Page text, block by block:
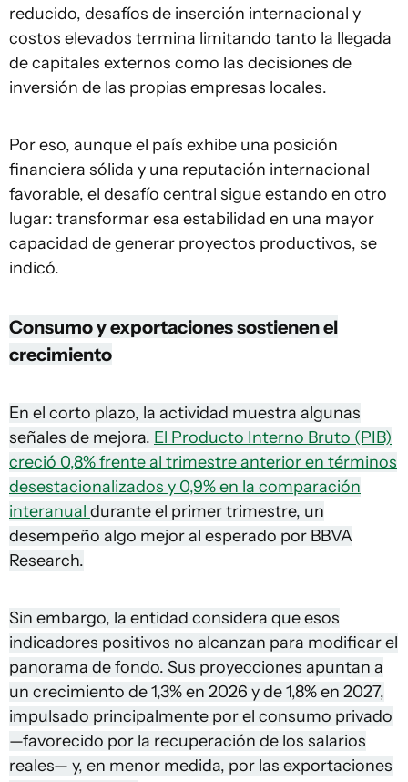
reducido, desafíos de inserción internacional y
costos elevados termina limitando tanto la llegada
de capitales externos como las decisiones de
inversión de las propias empresas locales.
Por eso, aunque el país exhibe una posición
financiera sólida y una reputación internacional
favorable, el desafío central sigue estando en otro
lugar: transformar esa estabilidad en una mayor
capacidad de generar proyectos productivos, se
indicó.
Consumo y exportaciones sostienen el
crecimiento
En el corto plazo, la actividad muestra algunas
señales de mejora. El Producto Interno Bruto (PIB)
creció 0,8% frente al trimestre anterior en términos
desestacionalizados y 0,9% en la comparación
interanual durante el primer trimestre, un
desempeño algo mejor al esperado por BBVA
Research.
Sin embargo, la entidad considera que esos
indicadores positivos no alcanzan para modificar el
panorama de fondo. Sus proyecciones apuntan a
un crecimiento de 1,3% en 2026 y de 1,8% en 2027,
impulsado principalmente por el consumo privado
—favorecido por la recuperación de los salarios
reales— y, en menor medida, por las exportaciones